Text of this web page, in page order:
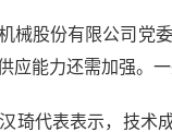
股份有限公司党委
应能力还需加强。
代表表示，技术成